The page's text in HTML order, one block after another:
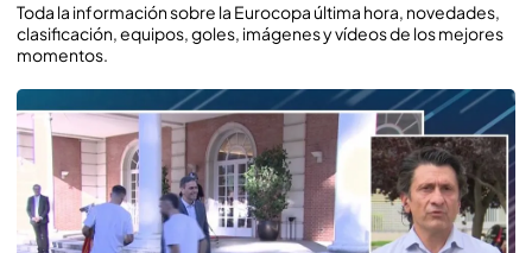
Toda la información sobre la Eurocopa última hora, novedades,
clasificación, equipos, goles, imágenes y vídeos de los mejores
momentos.